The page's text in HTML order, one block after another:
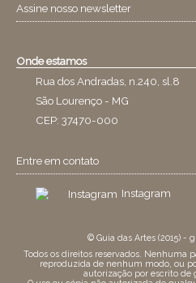
Assine nosso newsletter
Onde estamos
Rua dos Andradas, n.240, sl.8
São Lourenço - MG
CEP: 37470-000
Entre em contato
Instagram
© Guia das Artes (2015) -
Todos os direitos reservados. Nenhuma
reproduzida de nenhum modo, ou
autorização por escrito de